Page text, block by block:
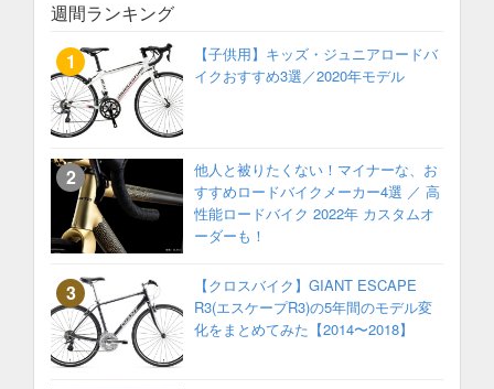
週間ランキング
【子供用】キッズ・ジュニアロードバ
イクおすすめ3選／2020年モデル
他人と被りたくない！マイナーな、お
すすめロードバイクメーカー4選 ／ 高
性能ロードバイク 2022年 カスタムオ
ーダーも！
【クロスバイク】GIANT ESCAPE
R3(エスケープR3)の5年間のモデル変
化をまとめてみた【2014〜2018】